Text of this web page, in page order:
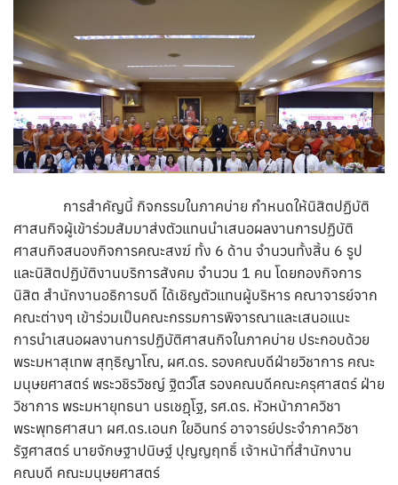
การสำคัญนี้ กิจกรรมในภาคบ่าย กำหนดให้นิสิตปฏิบัติ
ศาสนกิจผู้เข้าร่วมสัมมาส่งตัวแทนนำเสนอผลงานการปฏิบัติ
ศาสนกิจสนองกิจการคณะสงฆ์ ทั้ง 6 ด้าน จำนวนทั้งสิ้น 6 รูป
และนิสิตปฏิบัติงานบริการสังคม จำนวน 1 คน โดยกองกิจการ
นิสิต สำนักงานอธิการบดี ได้เชิญตัวแทนผู้บริหาร คณาจารย์จาก
คณะต่างๆ เข้าร่วมเป็นคณะกรรมการพิจารณาและเสนอแนะ
การนำเสนอผลงานการปฏิบัติศาสนกิจในภาคบ่าย ประกอบด้วย
พระมหาสุเทพ สุทฺธิญาโณ, ผศ.ดร. รองคณบดีฝ่ายวิชาการ คณะ
มนุษยศาสตร์ พระวชิรวิชญ์ ฐิตวํโส รองคณบดีคณะครุศาสตร์ ฝ่าย
วิชาการ พระมหายุทธนา นรเชฏฺโฐ, รศ.ดร. หัวหน้าภาควิชา
พระพุทธศาสนา ผศ.ดร.เอนก ใยอินทร์ อาจารย์ประจำภาควิชา
รัฐศาสตร์ นายจักษฐาปนิษฐ์ ปุญญฤทธิ์ เจ้าหน้าที่สำนักงาน
คณบดี คณะมนุษยศาสตร์